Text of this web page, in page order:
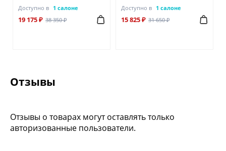
Доступно в 1 салоне
19 175 ₽ 38 350 ₽
Доступно в 1 салоне
15 825 ₽ 31 650 ₽
Отзывы
Отзывы о товарах могут оставлять только
авторизованные пользователи.